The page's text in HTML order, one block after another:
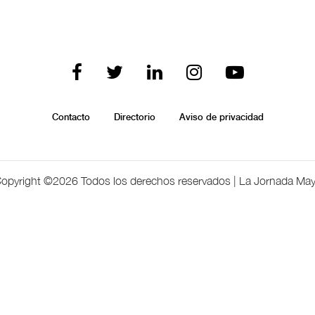
Contacto Directorio Aviso de privacidad
©2026 Todos los derechos reservados | La Jornada